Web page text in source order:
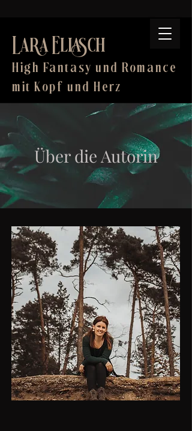
Lara Eliasch
High Fantasy und Romance
mit Kopf und Herz
Über die Autorin